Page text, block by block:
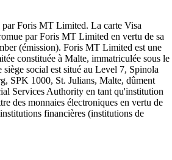
Foris MT Limited. La carte Visa
par Foris MT Limited en vertu de sa
(émission). Foris MT Limited est une
constituée à Malte, immatriculée sous le
social est situé au Level 7, Spinola
SPK 1000, St. Julians, Malte, dûment
Services Authority en tant qu'institution
des monnaies électroniques en vertu de
financières (institutions de